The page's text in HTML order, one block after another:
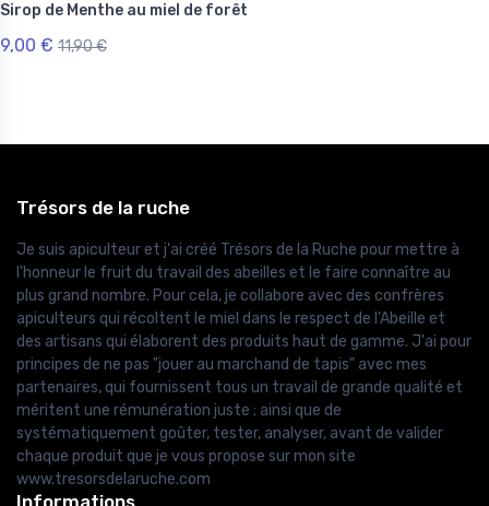
Sirop de Menthe au miel de forêt
9,00 € 11,90 €
Trésors de la ruche
Je suis apiculteur et j'ai créé Trésors de la Ruche pour mettre à
l'honneur le fruit du travail des abeilles et le faire connaître au
plus grand nombre. Pour cela, je collabore avec des confrères
apiculteurs qui récoltent le miel dans le respect de l'Abeille et
des artisans qui élaborent des produits haut de gamme. J'ai pour
principes de ne pas "jouer au marchand de tapis" avec mes
partenaires, qui fournissent tous un travail de grande qualité et
méritent une rémunération juste ; ainsi que de
systématiquement goûter, tester, analyser, avant de valider
chaque produit que je vous propose sur mon site
www.tresorsdelaruche.com
Informations